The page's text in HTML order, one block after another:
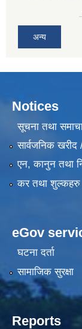
अन्य
Notices
सूचना तथा
सार्वजनिक
एन, कानुन तथा
कर तथा शुल्कहरु
eGov
घटना दर्ता
सामाजिक सुरक्षा
Reports